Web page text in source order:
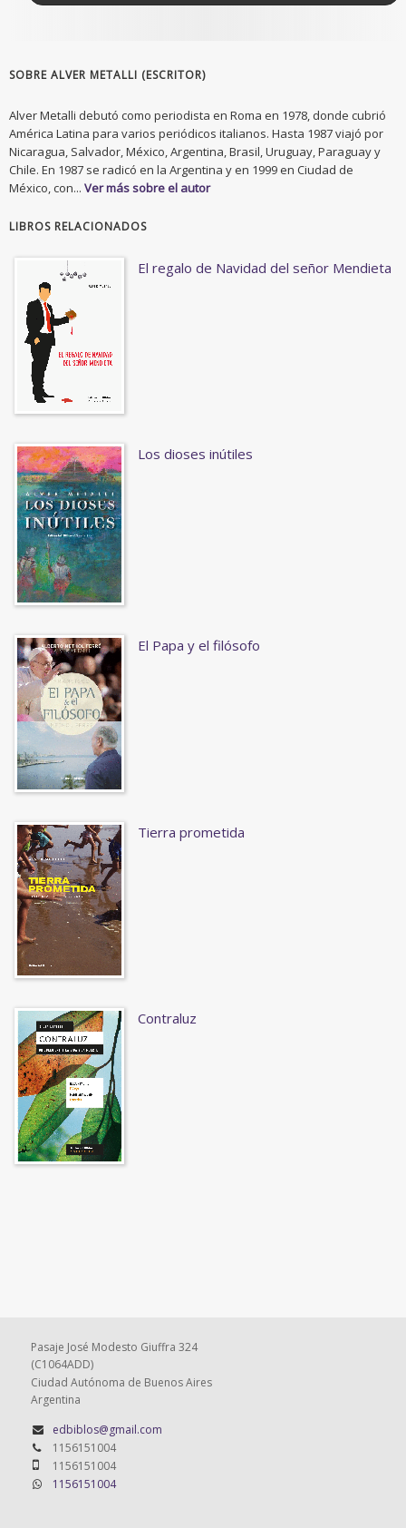
SOBRE ALVER METALLI (ESCRITOR)
Alver Metalli debutó como periodista en Roma en 1978, donde cubrió
América Latina para varios periódicos italianos. Hasta 1987 viajó por
Nicaragua, Salvador, México, Argentina, Brasil, Uruguay, Paraguay y
Chile. En 1987 se radicó en la Argentina y en 1999 en Ciudad de
México, con... Ver más sobre el autor
LIBROS RELACIONADOS
El regalo de Navidad del señor Mendieta
Los dioses inútiles
El Papa y el filósofo
Tierra prometida
Contraluz
Pasaje José Modesto Giuffra 324
(C1064ADD)
Ciudad Autónoma de Buenos Aires
Argentina
edbiblos@gmail.com
1156151004
1156151004
1156151004